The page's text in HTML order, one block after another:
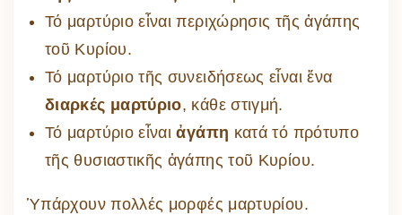
Τό μαρτύριο εἶναι περιχώρησις τῆς ἀγάπης
τοῦ Κυρίου.
Τό μαρτύριο τῆς συνειδήσεως εἶναι ἕνα
διαρκές μαρτύριο, κάθε στιγμή.
Τό μαρτύριο εἶναιἀγάπη κατά τό πρότυπο
τῆς θυσιαστικῆς ἀγάπης τοῦ Κυρίου.
Ὑπάρχουν πολλές μορφές μαρτυρίου.